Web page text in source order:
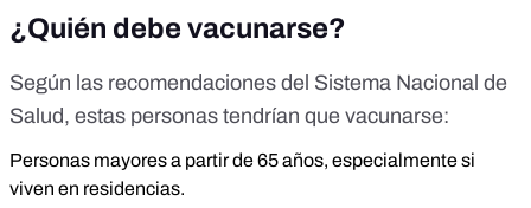
¿Quién debe vacunarse?
Según las recomendaciones del Sistema Nacional de
Salud, estas personas tendrían que vacunarse:
Personas mayores a partir de 65 años, especialmente si
viven en residencias.